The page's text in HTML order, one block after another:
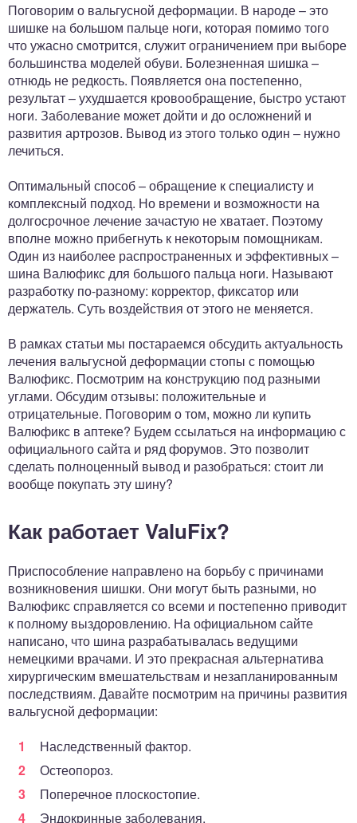
Поговорим о вальгусной деформации. В народе – это
шишке на большом пальце ноги, которая помимо того
что ужасно смотрится, служит ограничением при выборе
большинства моделей обуви. Болезненная шишка –
отнюдь не редкость. Появляется она постепенно,
результат – ухудшается кровообращение, быстро устают
ноги. Заболевание может дойти и до осложнений и
развития артрозов. Вывод из этого только один – нужно
лечиться.
Оптимальный способ – обращение к специалисту и
комплексный подход. Но времени и возможности на
долгосрочное лечение зачастую не хватает. Поэтому
вполне можно прибегнуть к некоторым помощникам.
Один из наиболее распространенных и эффективных –
шина Валюфикс для большого пальца ноги. Называют
разработку по-разному: корректор, фиксатор или
держатель. Суть воздействия от этого не меняется.
В рамках статьи мы постараемся обсудить актуальность
лечения вальгусной деформации стопы с помощью
Валюфикс. Посмотрим на конструкцию под разными
углами. Обсудим отзывы: положительные и
отрицательные. Поговорим о том, можно ли купить
Валюфикс в аптеке? Будем ссылаться на информацию с
официального сайта и ряд форумов. Это позволит
сделать полноценный вывод и разобраться: стоит ли
вообще покупать эту шину?
Как работает ValuFix?
Приспособление направлено на борьбу с причинами
возникновения шишки. Они могут быть разными, но
Валюфикс справляется со всеми и постепенно приводит
к полному выздоровлению. На официальном сайте
написано, что шина разрабатывалась ведущими
немецкими врачами. И это прекрасная альтернатива
хирургическим вмешательствам и незапланированным
последствиям. Давайте посмотрим на причины развития
вальгусной деформации:
Наследственный фактор.
Остеопороз.
Поперечное плоскостопие.
Эндокринные заболевания.